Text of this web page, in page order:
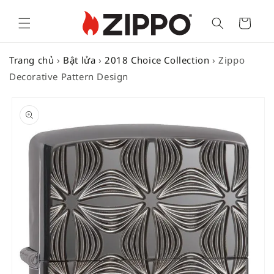
Cart
Trang chủ › Bật lửa ›2018 Choice Collection ›Zippo
Decorative Pattern Design
PRODUCT
INFORMATION